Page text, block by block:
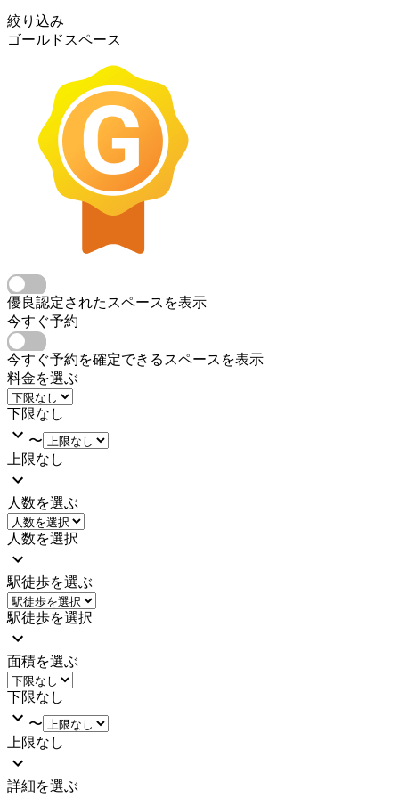
絞り込み
ゴールドスペース
優良認定されたスペースを表示
今すぐ予約
今すぐ予約を確定できるスペースを表示
料金を選ぶ
下限なし
〜
上限なし
人数を選ぶ
人数を選択
駅徒歩を選ぶ
駅徒歩を選択
面積を選ぶ
下限なし
〜
上限なし
詳細を選ぶ